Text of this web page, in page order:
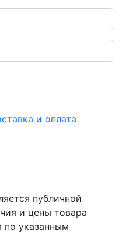
и оплата
публичной
и цены товара
указанным